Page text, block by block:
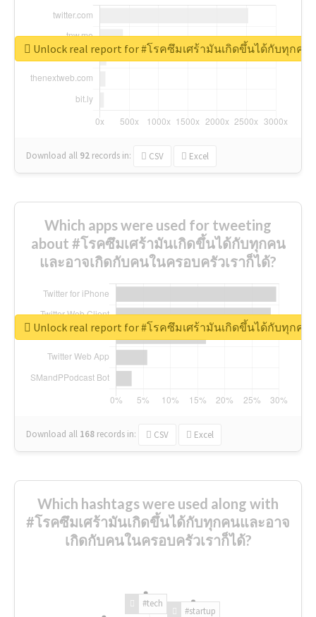
Download all 92 records in: CSV Excel
Unlock real report for #โรคซึมเศร้ามันเกิดขึ้นได้กับทุกค
Which apps were used for tweeting
about #โรคซึมเศร้ามันเกิดขึ้นได้กับทุกคน
และอาจเกิดกับคนในครอบครัวเราก็ได้?
Download all 168 records in: CSV Excel
Unlock real report for #โรคซึมเศร้ามันเกิดขึ้นได้กับทุกค
Which hashtags were used along with
#โรคซึมเศร้ามันเกิดขึ้นได้กับทุกคนและอาจ
เกิดกับคนในครอบครัวเราก็ได้?
#tech
#startup